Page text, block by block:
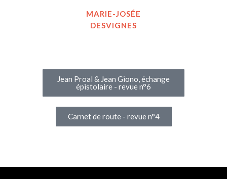
MARIE-JOSÉE
DESVIGNES
Jean Proal & Jean Giono, échange
épistolaire - revue n°6
Carnet de route - revue n°4